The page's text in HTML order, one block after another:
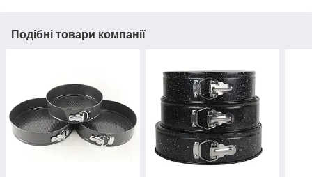
Подібні товари компанії